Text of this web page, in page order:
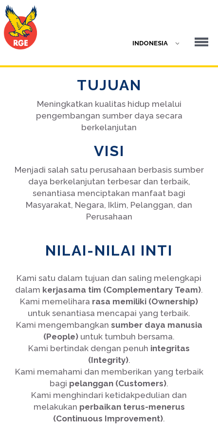
TUJUAN
Meningkatkan kualitas hidup melalui
pengembangan sumber daya secara
berkelanjutan
VISI
Menjadi salah satu perusahaan berbasis sumber
daya berkelanjutan terbesar dan terbaik,
senantiasa menciptakan manfaat bagi
Masyarakat, Negara, Iklim, Pelanggan, dan
Perusahaan
NILAI-NILAI INTI
Kami satu dalam tujuan dan saling melengkapi
dalam kerjasama tim (Complementary Team).
Kami memelihara rasa memiliki (Ownership)
untuk senantiasa mencapai yang terbaik.
Kami mengembangkan sumber daya manusia
(People) untuk tumbuh bersama.
Kami bertindak dengan penuh integritas
(Integrity).
Kami memahami dan memberikan yang terbaik
bagi pelanggan (Customers).
Kami menghindari ketidakpedulian dan
melakukan perbaikan terus-menerus
(Continuous Improvement).